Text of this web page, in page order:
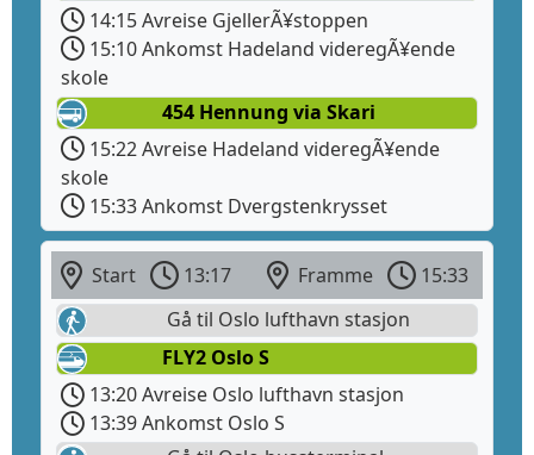
14:15 Avreise GjellerÃ¥stoppen
15:10 Ankomst Hadeland videregÃ¥ende
skole
454 Hennung via Skari
15:22 Avreise Hadeland videregÃ¥ende
skole
15:33 Ankomst Dvergstenkrysset
Start 13:17 Framme
15:33
Gå til Oslo lufthavn stasjon
FLY2 Oslo S
13:20 Avreise Oslo lufthavn stasjon
13:39 Ankomst Oslo S